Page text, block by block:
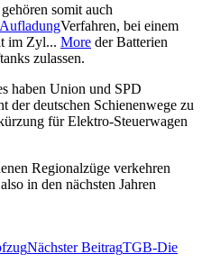
somit auch
AufladungVerfahren, bei einem
im Zyl... More der Batterien
zulassen.
haben Union und SPD
der deutschen Schienenwege zu
für Elektro-Steuerwagen
Regionalzüge verkehren
in den nächsten Jahren
Nächster BeitragTGB-Die